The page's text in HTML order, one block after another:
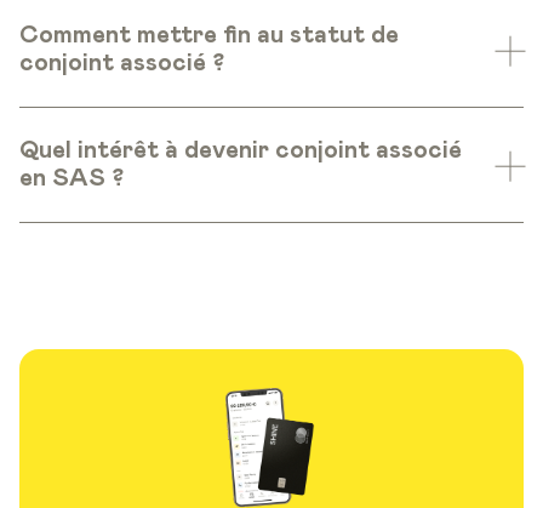
Comment mettre fin au statut de
conjoint associé ?
Quel intérêt à devenir conjoint associé
en SAS ?